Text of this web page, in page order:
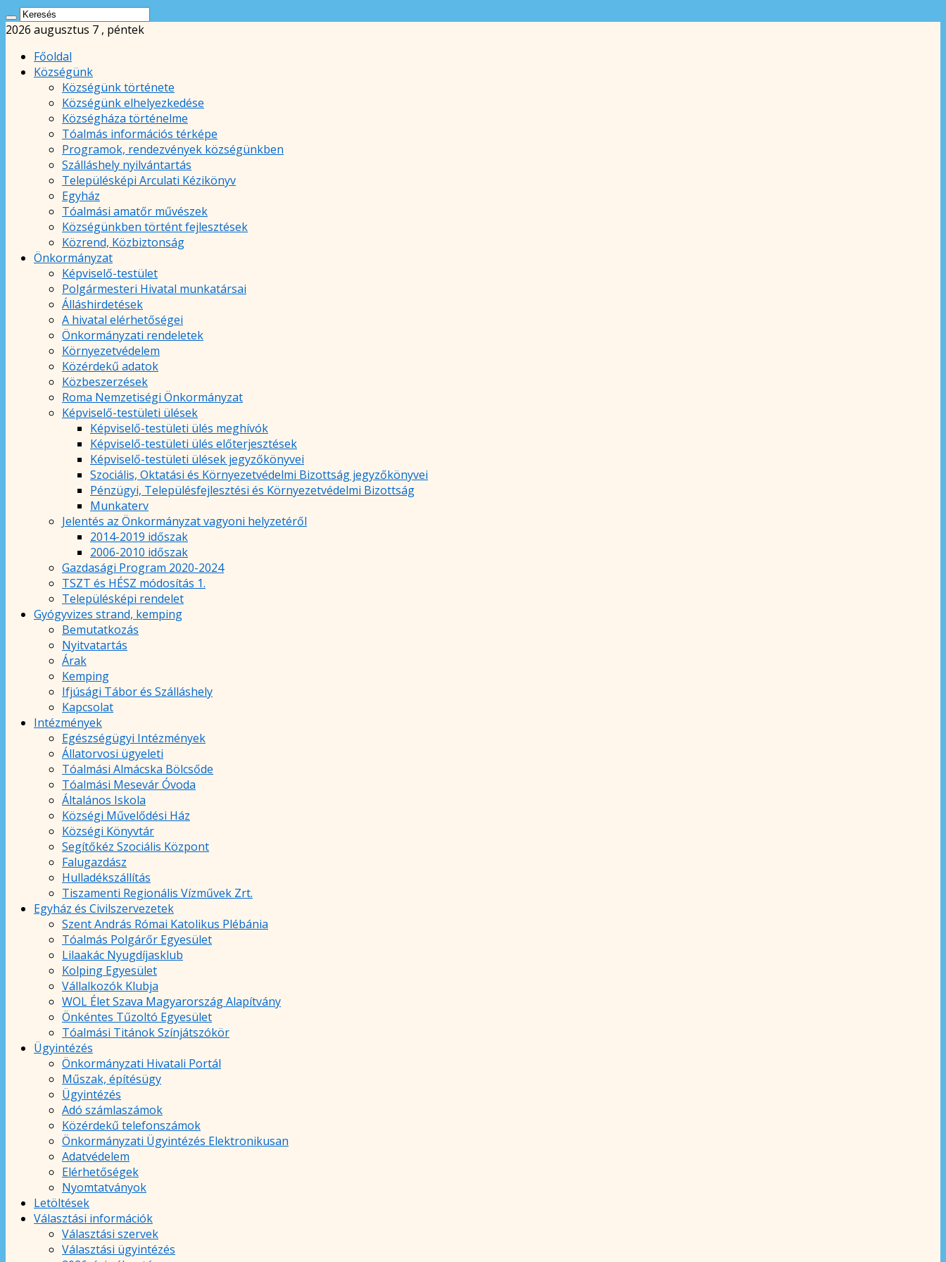
2026 augusztus 7 , péntek
Főoldal
Községünk
Községünk története
Községünk elhelyezkedése
Községháza történelme
Tóalmás információs térképe
Programok, rendezvények községünkben
Szálláshely nyilvántartás
Településképi Arculati Kézikönyv
Egyház
Tóalmási amatőr művészek
Községünkben történt fejlesztések
Közrend, Közbiztonság
Önkormányzat
Képviselő-testület
Polgármesteri Hivatal munkatársai
Álláshirdetések
A hivatal elérhetőségei
Önkormányzati rendeletek
Környezetvédelem
Közérdekű adatok
Közbeszerzések
Roma Nemzetiségi Önkormányzat
Képviselő-testületi ülések
Képviselő-testületi ülés meghívók
Képviselő-testületi ülés előterjesztések
Képviselő-testületi ülések jegyzőkönyvei
Szociális, Oktatási és Környezetvédelmi Bizottság jegyzőkönyvei
Pénzügyi, Településfejlesztési és Környezetvédelmi Bizottság
Munkaterv
Jelentés az Önkormányzat vagyoni helyzetéről
2014-2019 időszak
2006-2010 időszak
Gazdasági Program 2020-2024
TSZT és HÉSZ módosítás 1.
Településképi rendelet
Gyógyvizes strand, kemping
Bemutatkozás
Nyitvatartás
Árak
Kemping
Ifjúsági Tábor és Szálláshely
Kapcsolat
Intézmények
Egészségügyi Intézmények
Állatorvosi ügyeleti
Tóalmási Almácska Bölcsőde
Tóalmási Mesevár Óvoda
Általános Iskola
Községi Művelődési Ház
Községi Könyvtár
Segítőkéz Szociális Központ
Falugazdász
Hulladékszállítás
Tiszamenti Regionális Vízművek Zrt.
Egyház és Civilszervezetek
Szent András Római Katolikus Plébánia
Tóalmás Polgárőr Egyesület
Lilaakác Nyugdíjasklub
Kolping Egyesület
Vállalkozók Klubja
WOL Élet Szava Magyarország Alapítvány
Önkéntes Tűzoltó Egyesület
Tóalmási Titánok Színjátszókör
Ügyintézés
Önkormányzati Hivatali Portál
Műszak, építésügy
Ügyintézés
Adó számlaszámok
Közérdekű telefonszámok
Önkormányzati Ügyintézés Elektronikusan
Adatvédelem
Elérhetőségek
Nyomtatványok
Letöltések
Választási információk
Választási szervek
Választási ügyintézés